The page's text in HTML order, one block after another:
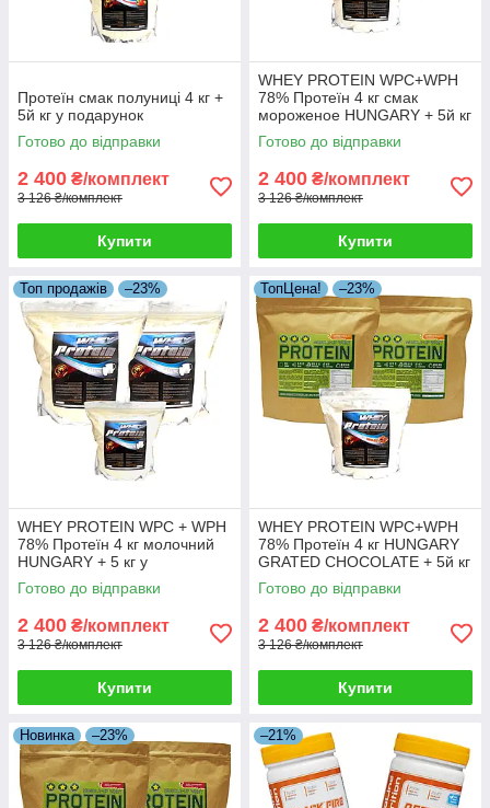
Протеїн смак полуниці 4 кг +
5й кг у подарунок
Готово до відправки
2 400 ₴/комплект
3 126 ₴/комплект
Купити
WHEY PROTEIN WPC+WPH
78% Протеїн 4 кг смак
мороженое HUNGARY + 5й кг
Протеїну в Подарунок!
Готово до відправки
2 400 ₴/комплект
3 126 ₴/комплект
Купити
Топ продажів –23%
WHEY PROTEIN WPC + WPH
78% Протеїн 4 кг молочний
HUNGARY + 5 кг у
Подарунок!
Готово до відправки
2 400 ₴/комплект
3 126 ₴/комплект
Купити
ТопЦена! –23%
WHEY PROTEIN WPC+WPH
78% Протеїн 4 кг HUNGARY
GRATED CHOCOLATE + 5й кг
у Подарунок!
Готово до відправки
2 400 ₴/комплект
3 126 ₴/комплект
Купити
Новинка –23% –21%